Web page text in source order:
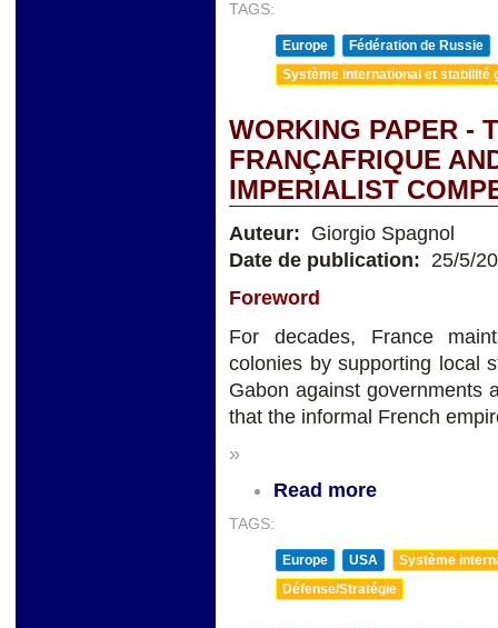
TAGS:
Europe
Fédération de Russie
Système international et stabilité
WORKING PAPER -
FRANÇAFRIQUE
IMPERIALIST
Auteur: Giorgio Spagnol
Date de publication: 25/5/
Foreword
For decades, France
colonies by supporting local
Gabon against governments
that the informal French
»
Read more
TAGS:
Europe USA
Système
Défense/Stratégie